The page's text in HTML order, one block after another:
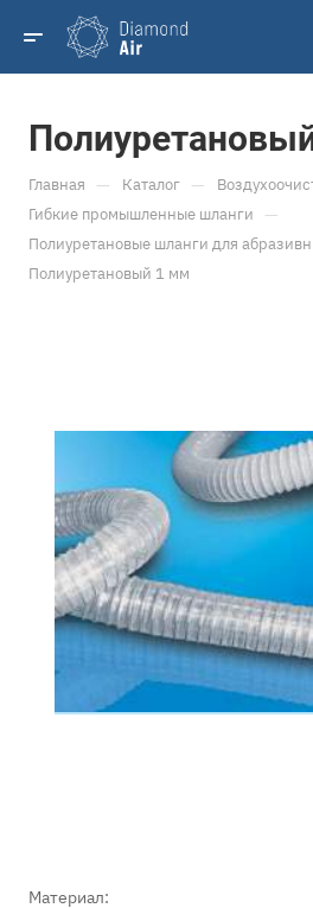
Главная — Каталог —
Гибкие промышленные шланги —
Полиуретановые шланги для
Полиуретановый 1 мм
Материал: